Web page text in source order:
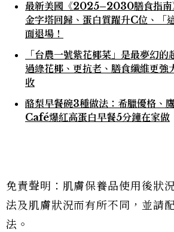
最新美國《2025–2030膳食指南
金字塔回歸、蛋白質躍升C位、「
面退場！
「台農一號紫花椰菜」是最夢幻
過綠花椰、更抗老、膳食纖維更強
收
酪梨早餐碗3種做法：希臘優格、
Café爆紅高蛋白早餐5分鐘在家做
免責聲明：肌膚保養品使用後狀
法及肌膚狀況而有所不同，並請
法。